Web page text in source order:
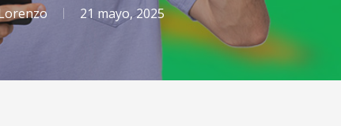
21 mayo, 2025